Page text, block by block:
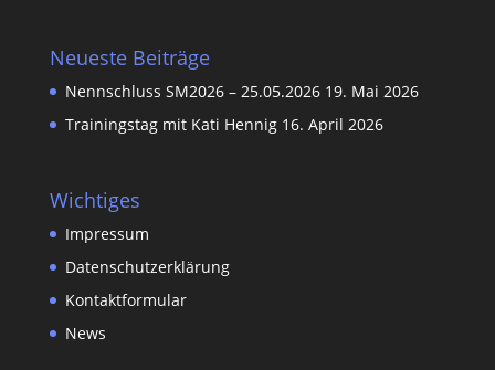
Neueste Beiträge
Nennschluss SM2026 – 25.05.2026 19. Mai 2026
Trainingstag mit Kati Hennig 16. April 2026
Wichtiges
Impressum
Datenschutzerklärung
Kontaktformular
News